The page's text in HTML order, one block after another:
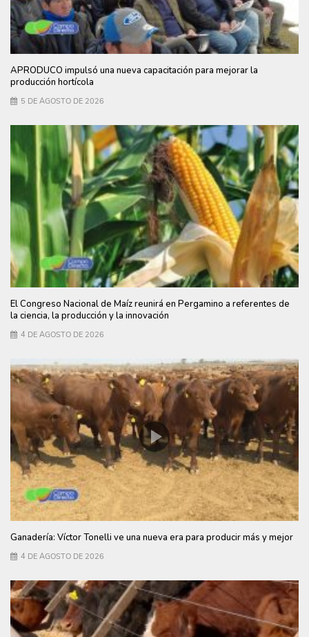
APRODUCO impulsó una nueva capacitación para mejorar la
producción hortícola
5 DE AGOSTO DE 2026
El Congreso Nacional de Maíz reunirá en Pergamino a referentes de
la ciencia, la producción y la innovación
4 DE AGOSTO DE 2026
Ganadería: Víctor Tonelli ve una nueva era para producir más y mejor
4 DE AGOSTO DE 2026